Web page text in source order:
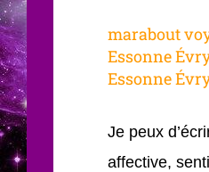
marabout
Essonne
Essonne
Je peux
affective,